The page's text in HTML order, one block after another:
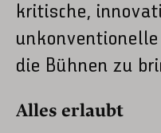
kritische,
die Bühnen zu
Alles erlaubt